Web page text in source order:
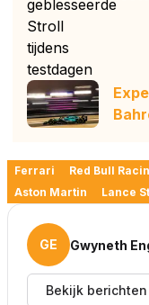
Ferrari Red Bull
Aston Martin
Lance
GE Gwyneth
Bekijk